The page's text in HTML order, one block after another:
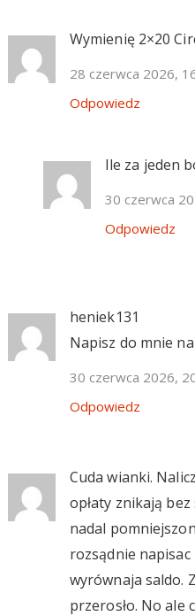
Wymienię 2×20
28 czerwca 2026,
Odpowiedz
Ile za jeden
30 czerwca
Odpowiedz
heniek131
Napisz do mnie
30 czerwca 2026,
Odpowiedz
Cuda wianki.
opłaty znikają
nadal
rozsądnie napisac
wyrównaja saldo.
przerosło. No ale